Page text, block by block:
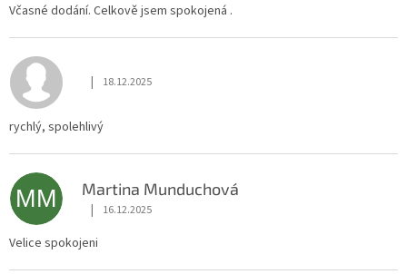
Včasné dodání. Celkově jsem spokojená .
Hodnocení obchodu je 5 z 5 hvězdiček.
| 18.12.2025
rychlý, spolehlivý
MM Martina Munduchová
Hodnocení obchodu je 5 z 5 hvězdiček.
| 16.12.2025
Velice spokojeni